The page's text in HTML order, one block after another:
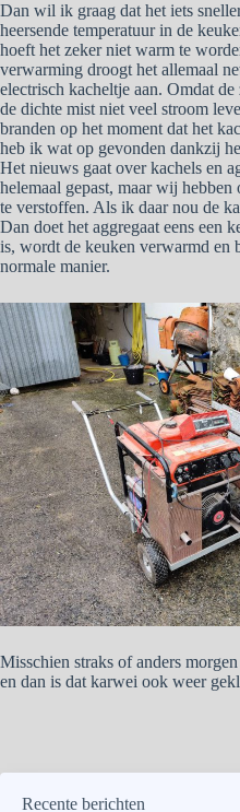
Dan wil ik graag dat het iets
heersende temperatuur in de
hoeft het zeker niet warm te
verwarming droogt het allemaal
electrisch kacheltje aan. Omdat
de dichte mist niet veel stroom
branden op het moment dat het
heb ik wat op gevonden dankzij
Het nieuws gaat over kachels en
helemaal gepast, maar wij hebben
te verstoffen. Als ik daar nou de
Dan doet het aggregaat eens een
is, wordt de keuken verwarmd en
normale manier.
Misschien straks of anders
en dan is dat karwei ook weer
Recente berichten